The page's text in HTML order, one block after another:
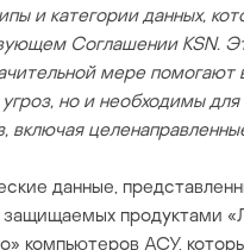
и категории данных,
Соглашении KSN.
мере помогают
но и необходимы
включая
данные,
защищаемых продуктами
компьютеров АСУ,